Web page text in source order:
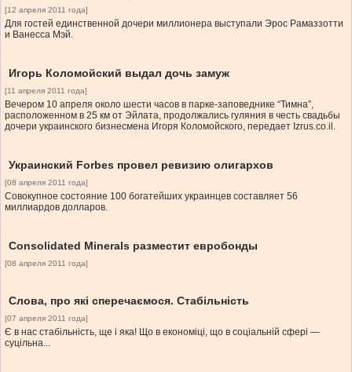
[12 апреля 2011 года]
Для гостей единственной дочери миллионера выступали Эрос Рамаззотти
и Ванесса Мэй.
Игорь Коломойский выдал дочь замуж
[11 апреля 2011 года]
Вечером 10 апреля около шести часов в парке-заповеднике “Тимна”,
расположенном в 25 км от Эйлата, продолжались гуляния в честь свадьбы
дочери украинского бизнесмена Игоря Коломойского, передает Izrus.co.il.
Украинский Forbes провел ревизию олигархов
[08 апреля 2011 года]
Совокупное состояние 100 богатейших украинцев составляет 56
миллиардов долларов.
Consolidated Minerals разместит евробонды
[08 апреля 2011 года]
Слова, про які сперечаємося. Стабільність
[07 апреля 2011 года]
Є в нас стабільність, ще і яка! Що в економіці, що в соціальній сфері —
суцільна...